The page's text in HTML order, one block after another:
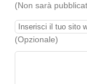
(Non sarà
(Opzionale)